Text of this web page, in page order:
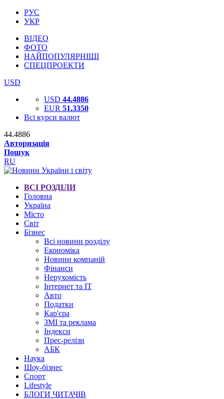
РУС
УКР
ВІДЕО
ФОТО
НАЙПОПУЛЯРНІШІ
СПЕЦПРОЕКТИ
USD
USD 44.4886
EUR 51.3350
Всі курси валют
44.4886
Авторизація
Пошук
RU
ВСІ РОЗДІЛИ
Головна
Україна
Місто
Світ
Бізнес
Всі новини розділу
Економіка
Новини компаній
Фінанси
Нерухомість
Інтернет та IT
Авто
Податки
Кар'єра
ЗМІ та реклама
Індекси
Прес-релізи
АБК
Наука
Шоу-бізнес
Спорт
Lifestyle
БЛОГИ ЧИТАЧІВ